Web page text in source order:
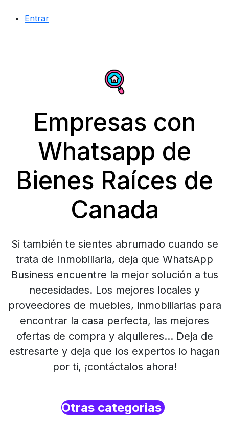
Entrar
Empresas con
Whatsapp de
Bienes Raíces de
Canada
Si también te sientes abrumado cuando se
trata de Inmobiliaria, deja que WhatsApp
Business encuentre la mejor solución a tus
necesidades. Los mejores locales y
proveedores de muebles, inmobiliarias para
encontrar la casa perfecta, las mejores
ofertas de compra y alquileres… Deja de
estresarte y deja que los expertos lo hagan
por ti, ¡contáctalos ahora!
Otras categorias